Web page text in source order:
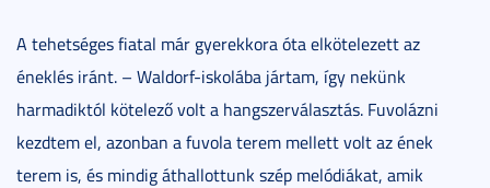
A tehetséges fiatal már gyerekkora óta elkötelezett az
éneklés iránt. – Waldorf-iskolába jártam, így nekünk
harmadiktól kötelező volt a hangszerválasztás. Fuvolázni
kezdtem el, azonban a fuvola terem mellett volt az ének
terem is, és mindig áthallottunk szép melódiákat, amik